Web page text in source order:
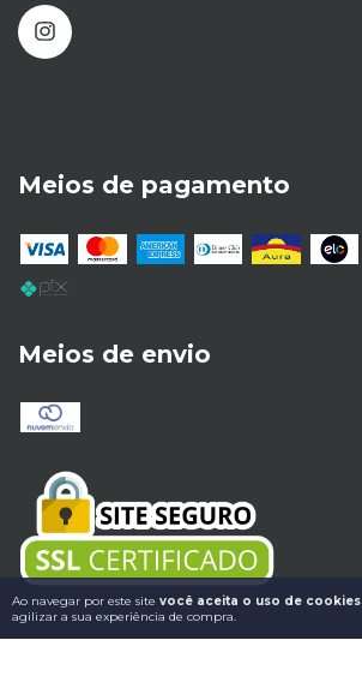
Ao navegar por este site você aceita o uso de cookies
agilizar a sua experiência de compra.
Meios de pagamento
Meios de envio